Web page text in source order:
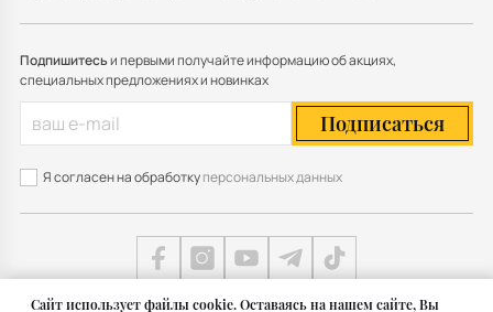
Cайт использует файлы cookie. Оставаясь на нашем сайте, Вы
Подпишитесьи первыми получайте информацию об акциях,
специальных предложениях и новинках
Подписаться
Я согласен на обработкуперсональных данных